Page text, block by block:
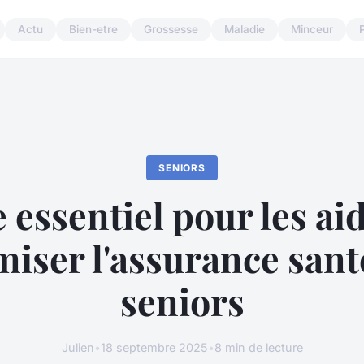
Actu Bien-etre Grossesse Maladie Minceur
SENIORS
essentiel pour les
l'assurance
seniors
Julien •18 septembre 2025•8 min de lecture